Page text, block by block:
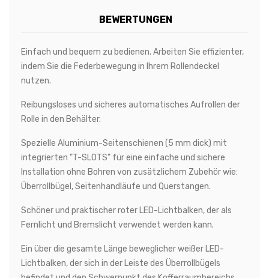
BEWERTUNGEN
Einfach und bequem zu bedienen. Arbeiten Sie effizienter,
indem Sie die Federbewegung in Ihrem Rollendeckel
nutzen.
Reibungsloses und sicheres automatisches Aufrollen der
Rolle in den Behälter.
Spezielle Aluminium-Seitenschienen (5 mm dick) mit
integrierten "T-SLOTS" für eine einfache und sichere
Installation ohne Bohren von zusätzlichem Zubehör wie:
Überrollbügel, Seitenhandläufe und Querstangen.
Schöner und praktischer roter LED-Lichtbalken, der als
Fernlicht und Bremslicht verwendet werden kann.
Ein über die gesamte Länge beweglicher weißer LED-
Lichtbalken, der sich in der Leiste des Überrollbügels